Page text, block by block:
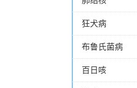
狂犬病
布鲁氏菌病
百日咳